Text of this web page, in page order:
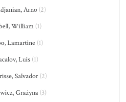
Arno (2)
William(1)
Lamartine(1)
Luis (1)
Salvador(2)
Grażyna(3)